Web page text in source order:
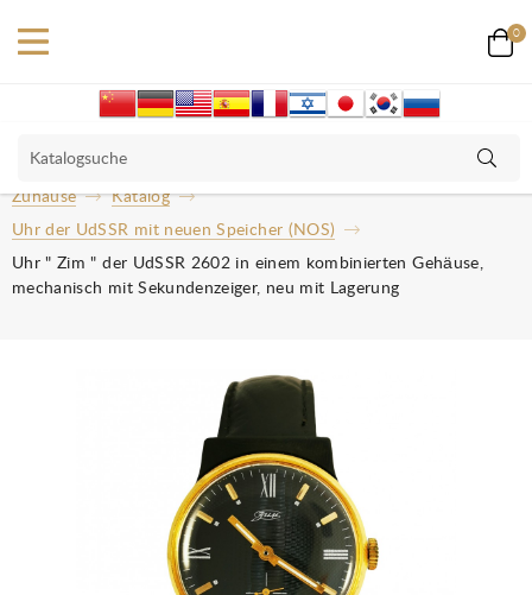
0
Zuhause
Katalog
Uhr der UdSSR mit neuen Speicher (NOS)
Uhr " Zim " der UdSSR 2602 in einem kombinierten Gehäuse,
mechanisch mit Sekundenzeiger, neu mit Lagerung